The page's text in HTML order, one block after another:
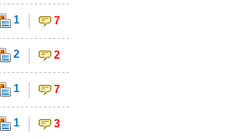
1 7
2 2
1 7
1 3